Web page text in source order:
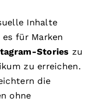
Inhalte
für Marken
Stories zu
zu erreichen.
die
ohne